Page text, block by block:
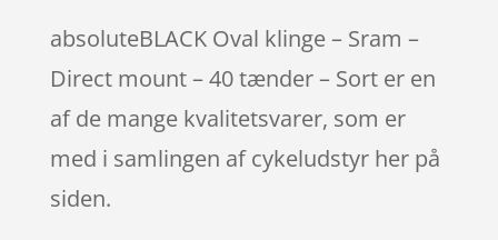
absoluteBLACK Oval klinge – Sram –
Direct mount – 40 tænder – Sort er en
af de mange kvalitetsvarer, som er
med i samlingen af cykeludstyr her på
siden.